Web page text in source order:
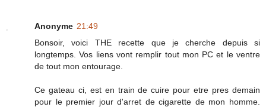
Anonyme 21:49
Bonsoir, voici THE recette que je cherche depuis si
longtemps. Vos liens vont remplir tout mon PC et le ventre
de tout mon entourage.
Ce gateau ci, est en train de cuire pour etre pres demain
pour le premier jour d'arret de cigarette de mon homme.